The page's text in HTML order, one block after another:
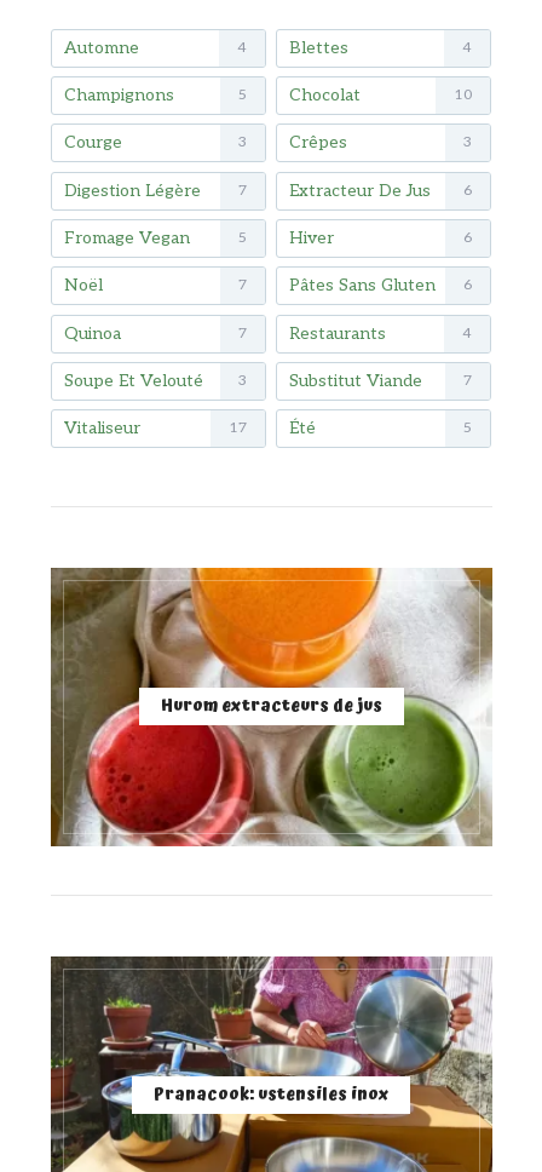
Automne 4 Blettes 4
Champignons 5 Chocolat 10
Courge 3 Crêpes 3
Digestion Légère 7 Extracteur De Jus 6
Fromage Vegan 5 Hiver 6
Noël 7 Pâtes Sans Gluten 6
Quinoa 7 Restaurants 4
Soupe Et Velouté 3 Substitut Viande 7
Vitaliseur 17 Été 5
Hurom extracteurs de jus
Pranacook: ustensiles inox